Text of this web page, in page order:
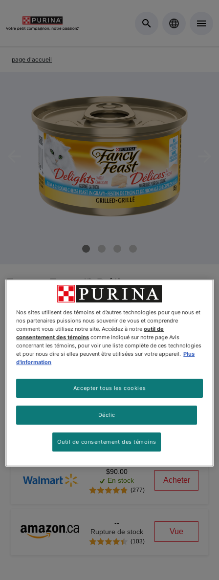
page d'accueil
Previous
Fancy Feast🅫 Délices au
Cheddar Grillés Festin du Thon
et de Fromage Cheddar en
Sauce Nourriture pour Chats
Par Fancy FeastMD
Fancy Feast🅫 Délices au Cheddar Grillés Festin du Thon et
(1876)
$90.00
En stock
(277)
Acheter
--
Rupture de stock
(103)
Vue
Nos sites utilisent des témoins et d’autres technologies pour que nous et
nos partenaires puissions nous souvenir de vous et comprendre
comment vous utilisez notre site. Accédez à notreoutil de
consentement des témoins comme indiqué sur notre page Avis
concernant les témoins, pour voir une liste complète de ces technologies
et pour nous dire si elles peuvent être utilisées sur votre appareil. Plus
d'information
Déclic
Accepter tous les cookies
Outil de consentement des témoins